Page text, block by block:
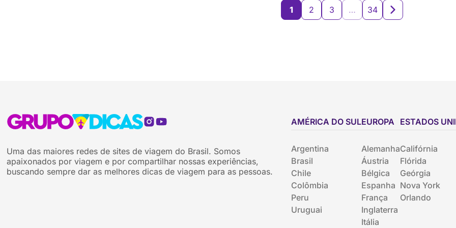
1 2 3 … 34
Uma das maiores redes de sites de viagem do Brasil. Somos
apaixonados por viagem e por compartilhar nossas experiências,
buscando sempre dar as melhores dicas de viagem para as pessoas.
AMÉRICA DO SUL
Argentina
Brasil
Chile
Colômbia
Peru
Uruguai
EUROPA
Alemanha
Áustria
Bélgica
Espanha
França
Inglaterra
Itália
ESTADOS
Califórnia
Flórida
Geórgia
Nova York
Orlando